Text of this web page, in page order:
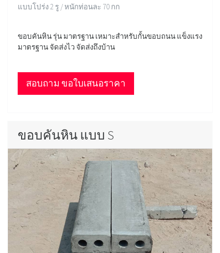
แบบโปร่ง 2 รู / หนักท่อนละ 70 กก
ขอบคันหิน รุ่น มาตรฐาน เหมาะสำหรับกั้นขอบถนน แข็งแรง
มาตรฐาน จัดส่งไว จัดส่งถึงบ้าน
สอบถาม ขอใบเสนอราคา
ขอบคันหิน แบบ S